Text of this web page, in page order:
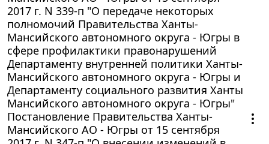
2017 г. N 339-п "О передаче некоторых
полномочий Правительства Ханты-
Мансийского автономного округа - Югры в
сфере профилактики правонарушений
Департаменту внутренней политики Ханты-
Мансийского автономного округа - Югры и
Департаменту социального развития Ханты
Мансийского автономного округа - Югры"
Постановление Правительства Ханты-
Мансийского АО - Югры от 15 сентября